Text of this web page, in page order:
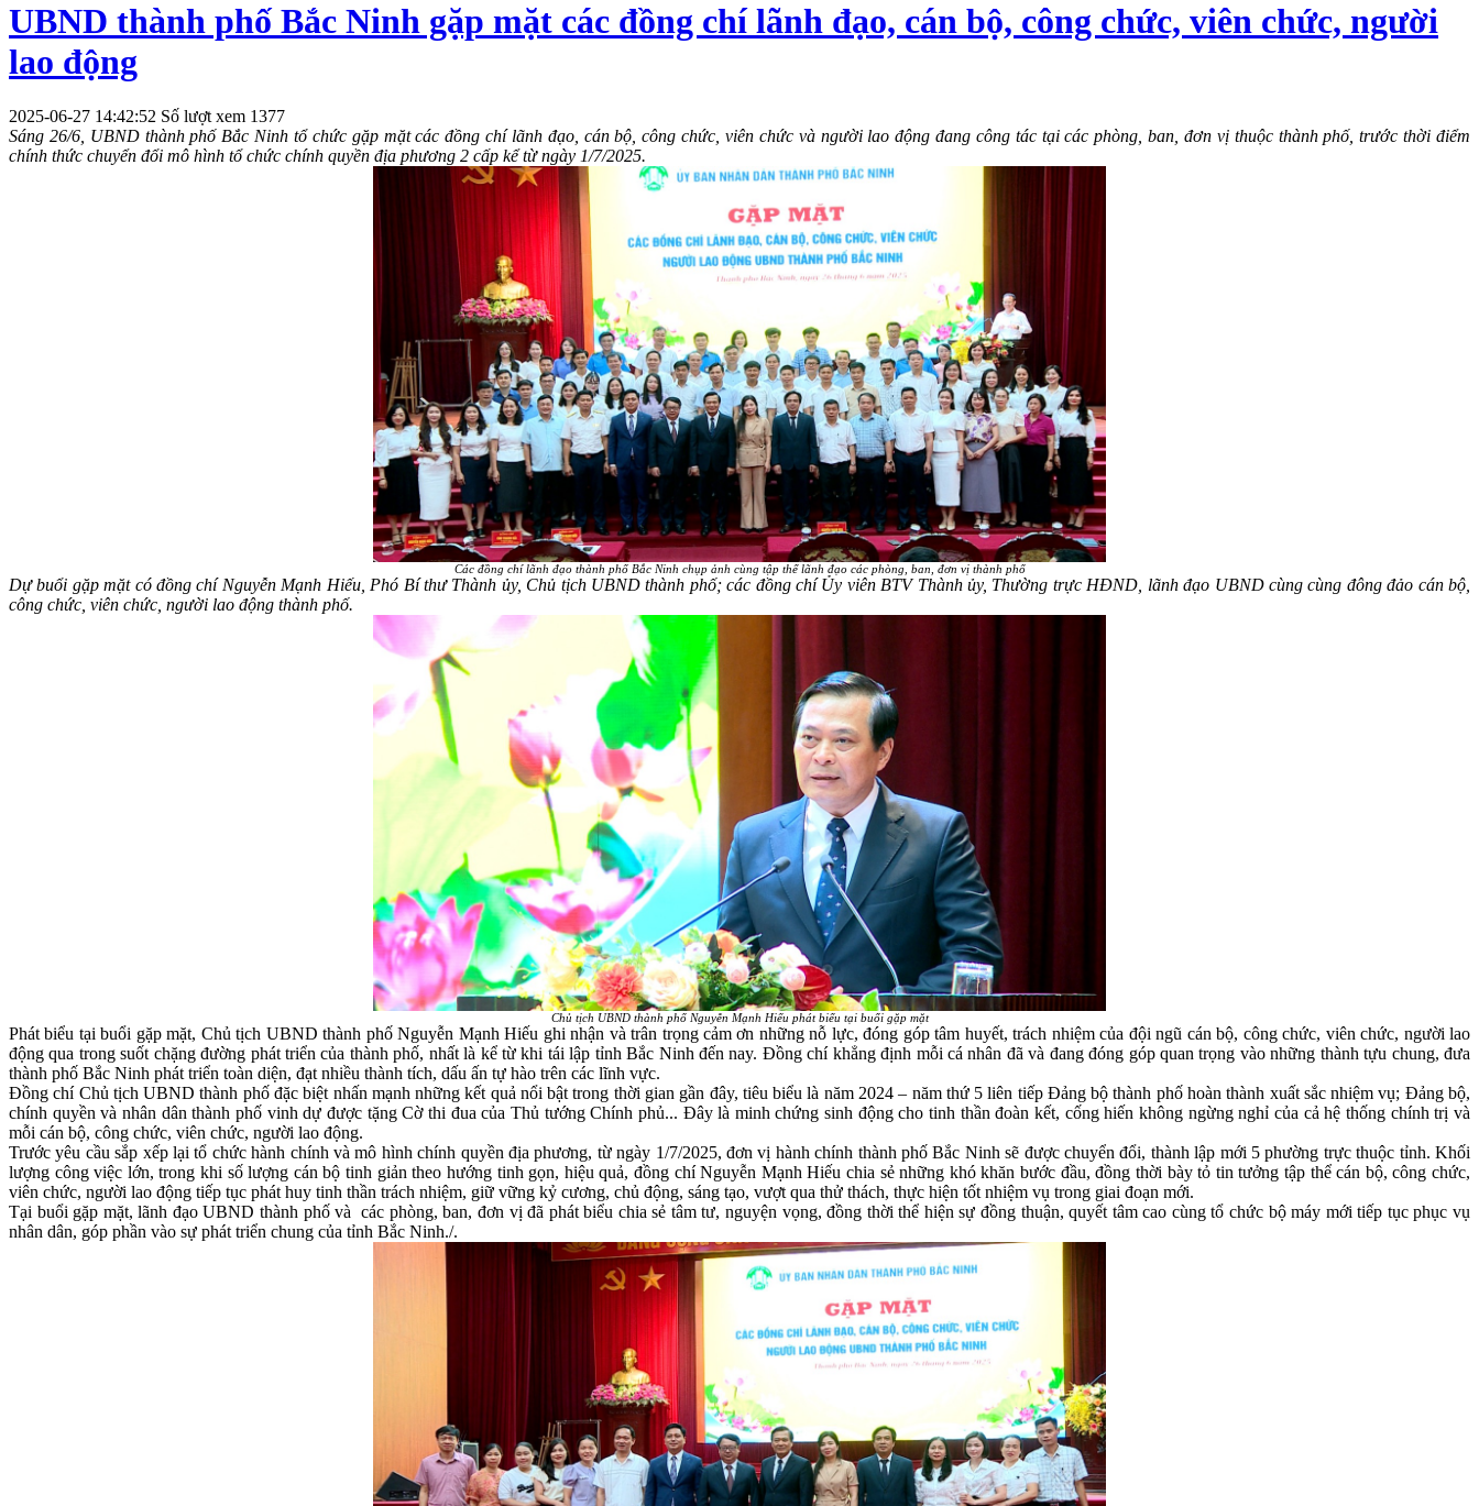
UBND thành phố Bắc Ninh gặp mặt các đồng chí lãnh đạo, cán bộ, công chức, viên chức, người
lao động
2025-06-27 14:42:52 Số lượt xem 1377
Sáng 26/6, UBND thành phố Bắc Ninh tổ chức gặp mặt các đồng chí lãnh đạo, cán bộ, công chức, viên chức và người lao động đang công tác tại các phòng, ban, đơn vị thuộc thành phố, trước thời điểm
chính thức chuyển đổi mô hình tổ chức chính quyền địa phương 2 cấp kể từ ngày 1/7/2025.
Các đồng chí lãnh đạo thành phố Bắc Ninh chụp ảnh cùng tập thể lãnh đạo các phòng, ban, đơn vị thành phố
Dự buổi gặp mặt có đồng chí Nguyễn Mạnh Hiếu, Phó Bí thư Thành ủy, Chủ tịch UBND thành phố; các đồng chí Ủy viên BTV Thành ủy, Thường trực HĐND, lãnh đạo UBND cùngcùng đông đảo cán bộ,
công chức, viên chức, người lao động thành phố.
Chủ tịch UBND thành phố Nguyễn Mạnh Hiếu phát biểu tại buổi gặp mặt
Phát biểu tại buổi gặp mặt, Chủ tịch UBND thành phố Nguyễn Mạnh Hiếu ghi nhận và trân trọng cảm ơn những nỗ lực, đóng góp tâm huyết, trách nhiệm của đội ngũ cán bộ, công chức, viên chức, người lao
động qua trong suốt chặng đường phát triển của thành phố, nhất là kể từ khi tái lập tỉnh Bắc Ninh đến nay. Đồng chí khẳng định mỗi cá nhân đã và đang đóng góp quan trọng vào những thành tựu chung, đưa
thành phố Bắc Ninh phát triển toàn diện, đạt nhiều thành tích, dấu ấn tự hào trên các lĩnh vực.
Đồng chí Chủ tịch UBND thành phố đặc biệt nhấn mạnh những kết quả nổi bật trong thời gian gần đây, tiêu biểu là năm 2024 – năm thứ 5 liên tiếp Đảng bộ thành phố hoàn thành xuất sắc nhiệm vụ; Đảng bộ,
chính quyền và nhân dân thành phố vinh dự được tặng Cờ thi đua của Thủ tướng Chính phủ... Đây là minh chứng sinh động cho tinh thần đoàn kết, cống hiến không ngừng nghỉ của cả hệ thống chính trị và
mỗi cán bộ, công chức, viên chức, người lao động.
Trước yêu cầu sắp xếp lại tổ chức hành chính và mô hình chính quyền địa phương, từ ngày 1/7/2025, đơn vị hành chính thành phố Bắc Ninh sẽ được chuyển đổi, thành lập mới 5 phường trực thuộc tỉnh. Khối
lượng công việc lớn, trong khi số lượng cán bộ tinh giản theo hướng tinh gọn, hiệu quả, đồng chí Nguyễn Mạnh Hiếu chia sẻ những khó khăn bước đầu, đồng thời bày tỏ tin tưởng tập thể cán bộ, công chức,
viên chức, người lao động tiếp tục phát huy tinh thần trách nhiệm, giữ vững kỷ cương, chủ động, sáng tạo, vượt qua thử thách, thực hiện tốt nhiệm vụ trong giai đoạn mới.
Tại buổi gặp mặt, lãnh đạo UBND thành phố và các phòng, ban, đơn vị đã phát biểu chia sẻ tâm tư, nguyện vọng, đồng thời thể hiện sự đồng thuận, quyết tâm cao cùng tổ chức bộ máy mới tiếp tục phục vụ
nhân dân, góp phần vào sự phát triển chung của tỉnh Bắc Ninh./.